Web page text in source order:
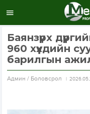
Баянзүрх
960 хүүхдийн
барилгын
Aдмин / Боловсрол